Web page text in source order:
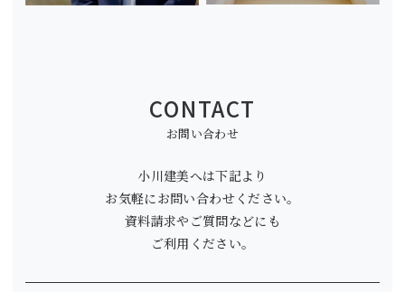
CONTACT
お問い合わせ
小川建美へは下記より
お気軽にお問い合わせください。
資料請求やご質問などにも
ご利用ください。